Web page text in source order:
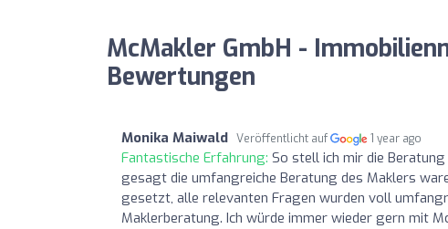
McMakler GmbH -
Bewertungen
Monika Maiwald Veröffentlicht auf 1 year ago
Fantastische Erfahrung: So stell ich mir die
gesagt die umfangreiche Beratung des Maklers
gesetzt, alle relevanten Fragen wurden voll
Maklerberatung. Ich würde immer wieder gern mit